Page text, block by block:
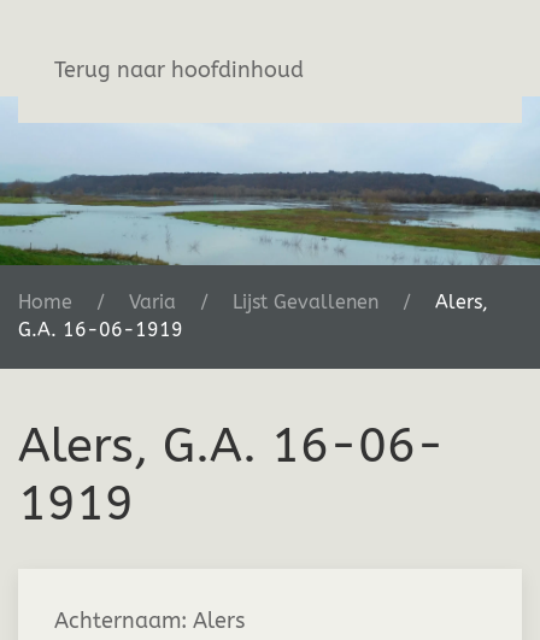
Terug naar hoofdinhoud
Home Varia Lijst Gevallenen
Alers,
G.A. 16-06-1919
Alers, G.A. 16-06-
1919
Achternaam: Alers